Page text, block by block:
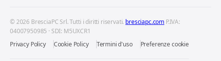
© 2026 BresciaPC Srl. Tutti i diritti riservati. bresciapc.com P.IVA:
04007950985 · SDI: M5UXCR1
Privacy Policy
Cookie Policy Termini d'uso Preferenze cookie